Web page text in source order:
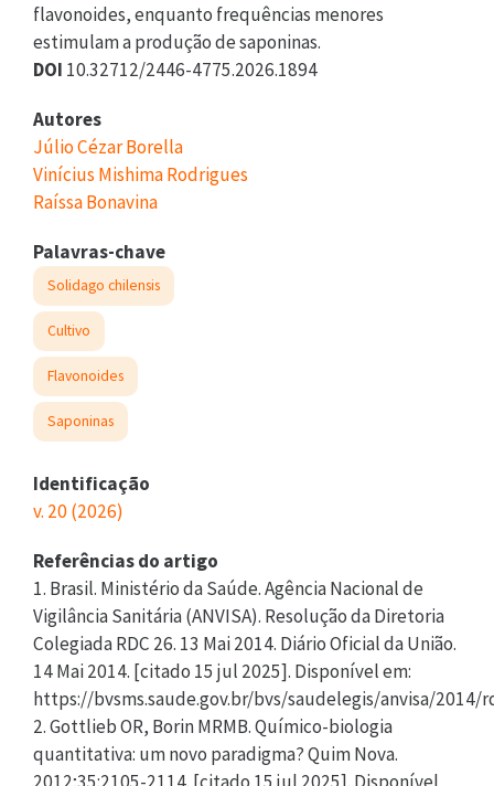
flavonoides, enquanto frequências menores
estimulam a produção de saponinas.
DOI 10.32712/2446-4775.2026.1894
Autores
Júlio Cézar Borella
Vinícius Mishima Rodrigues
Raíssa Bonavina
Palavras-chave
Solidago chilensis
Cultivo
Flavonoides
Saponinas
Identificação
v. 20 (2026)
Referências do artigo
1. Brasil. Ministério da Saúde. Agência Nacional de
Vigilância Sanitária (ANVISA). Resolução da Diretoria
Colegiada RDC 26. 13 Mai 2014. Diário Oficial da União.
14 Mai 2014. [citado 15 jul 2025]. Disponível em:
https://bvsms.saude.gov.br/bvs/saudelegis/anvisa/2014/
2. Gottlieb OR, Borin MRMB. Químico-biologia
quantitativa: um novo paradigma? Quim Nova.